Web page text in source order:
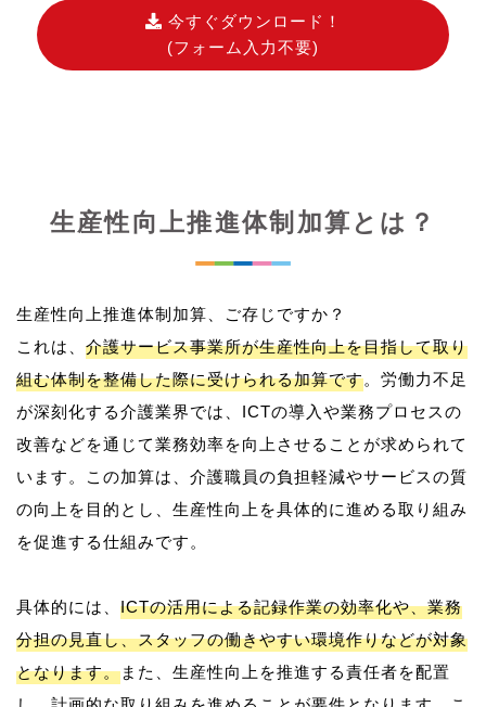
今すぐダウンロード！
(フォーム入力不要)
生産性向上推進体制加算とは？
生産性向上推進体制加算、ご存じですか？
これは、 介護サービス事業所が生産性向上を目指して取り
組む体制を整備した際に受けられる加算です。労働力不足
が深刻化する介護業界では、ICTの導入や業務プロセスの
改善などを通じて業務効率を向上させることが求められて
います。この加算は、介護職員の負担軽減やサービスの質
の向上を目的とし、生産性向上を具体的に進める取り組み
を促進する仕組みです。
具体的には、 ICTの活用による記録作業の効率化や、業務
分担の見直し、スタッフの働きやすい環境作りなどが対象
となります。また、生産性向上を推進する責任者を配置